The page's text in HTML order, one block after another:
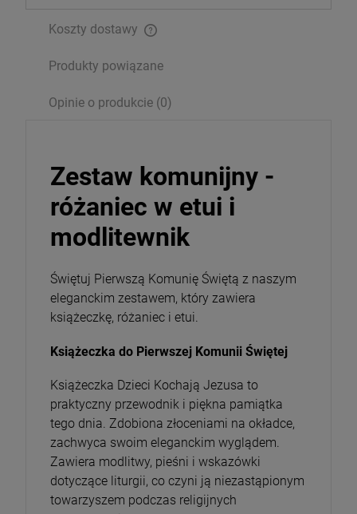
16,00 zł
szt.
DO KOSZYKA
Koszty dostawy
Produkty powiązane
Opinie o produkcie (0)
Zestaw komunijny -
różaniec w etui i
modlitewnik
Świętuj Pierwszą Komunię Świętą z naszym
eleganckim zestawem, który zawiera
książeczkę, różaniec i etui.
Książeczka do Pierwszej Komunii Świętej
Książeczka Dzieci Kochają Jezusa to
praktyczny przewodnik i piękna pamiątka
tego dnia. Zdobiona złoceniami na okładce,
zachwyca swoim eleganckim wyglądem.
Zawiera modlitwy, pieśni i wskazówki
dotyczące liturgii, co czyni ją niezastąpionym
towarzyszem podczas religijnych